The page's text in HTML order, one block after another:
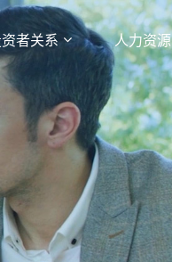
者关系 人力资源